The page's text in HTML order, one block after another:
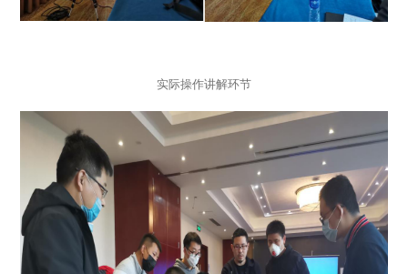
实际操作讲解环节